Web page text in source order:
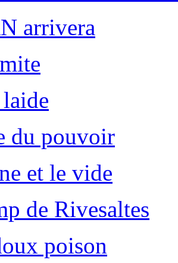
arrivera
du pouvoir
et le vide
de Rivesaltes
poison